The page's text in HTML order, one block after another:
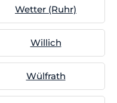
Wetter (Ruhr)
Willich
Wülfrath